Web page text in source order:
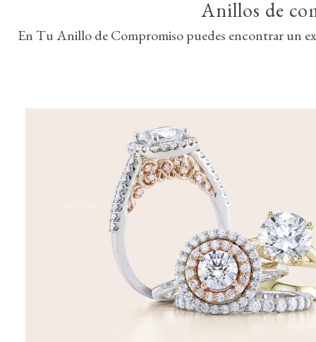
Anillos de
En Tu Anillo de Compromiso puedes encontrar un